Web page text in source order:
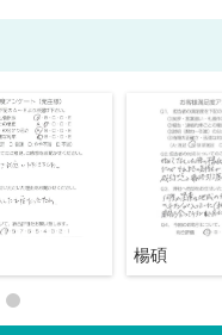
楊碩